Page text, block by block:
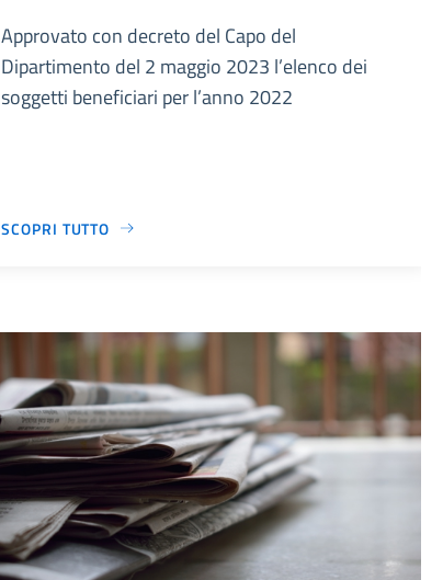
Approvato con decreto del Capo del
Dipartimento del 2 maggio 2023 l’elenco dei
soggetti beneficiari per l’anno 2022
SCOPRI TUTTO